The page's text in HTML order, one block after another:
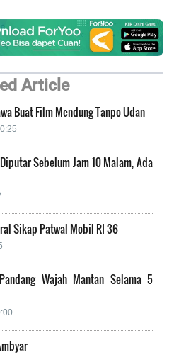
Article
Buat Film Mendung Tanpo Udan
Sebelum Jam 10 Malam, Ada
Sikap Patwal Mobil RI 36
Wajah Mantan Selama 5